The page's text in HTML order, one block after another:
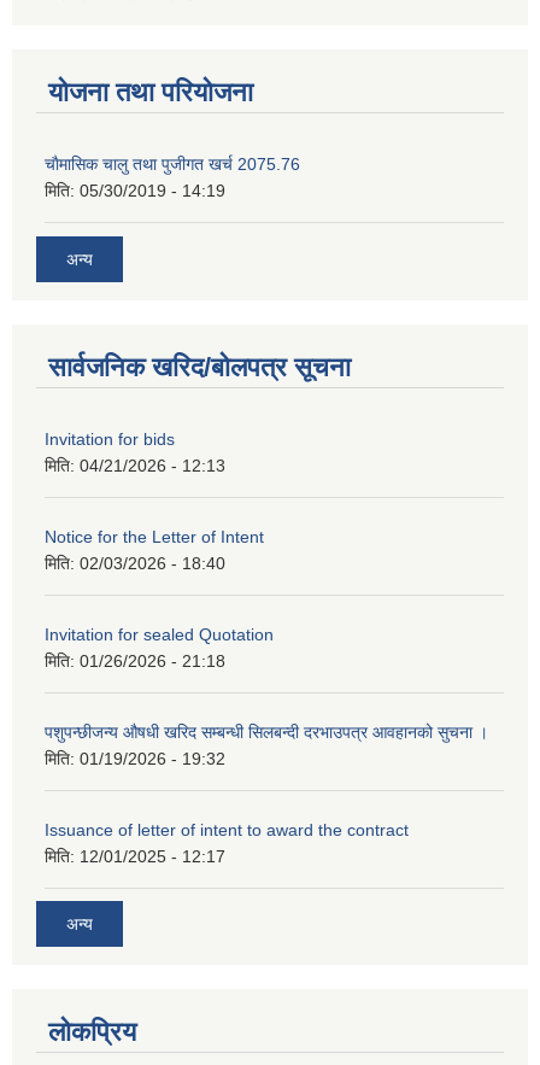
योजना तथा परियोजना
चाैमासिक चालु तथा पुजीगत खर्च 2075.76
मिति: 05/30/2019 - 14:19
अन्य
सार्वजनिक खरिद/बोलपत्र सूचना
Invitation for bids
मिति: 04/21/2026 - 12:13
Notice for the Letter of Intent
मिति: 02/03/2026 - 18:40
Invitation for sealed Quotation
मिति: 01/26/2026 - 21:18
पशुपन्छीजन्य औषधी खरिद सम्बन्धी सिलबन्दी दरभाउपत्र आवहानको सुचना ।
मिति: 01/19/2026 - 19:32
Issuance of letter of intent to award the contract
मिति: 12/01/2025 - 12:17
अन्य
लोकप्रिय